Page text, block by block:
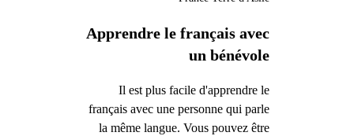
Apprendre le français avec
un bénévole
Il est plus facile d'apprendre le
français avec une personne qui parle
la même langue. Vous pouvez être